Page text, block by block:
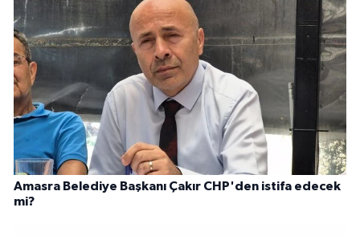
Amasra Belediye Başkanı Çakır CHP'den istifa edecek
mi?